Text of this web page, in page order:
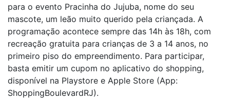
para o evento Pracinha do Jujuba, nome do seu
mascote, um leão muito querido pela criançada. A
programação acontece sempre das 14h às 18h, com
recreação gratuita para crianças de 3 a 14 anos, no
primeiro piso do empreendimento. Para participar,
basta emitir um cupom no aplicativo do shopping,
disponível na Playstore e Apple Store (App:
ShoppingBoulevardRJ).